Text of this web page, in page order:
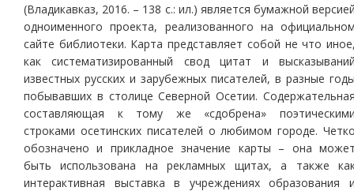
(Владикавказ, 2016. – 138 с.: ил.) является бумажной
одноименного проекта, реализованного на
сайте библиотеки. Карта представляет собой не что
как систематизированный свод цитат и
известных русских и зарубежных писателей, в разные
побывавших в столице Северной Осетии.
составляющая к тому же «сдобрена»
строками осетинских писателей о любимом городе.
обозначено и прикладное значение карты – она
быть использована на рекламных щитах, а также
интерактивная выставка в учреждениях образования